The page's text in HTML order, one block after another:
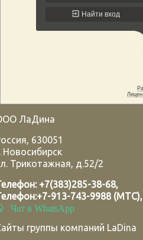
ЛаДина
, 630051
Новосибирск
Трикотажная, д.52/2
+7(383)285-38-68,
+7-913-743-9988 (МТС),
Чат в WhatsApp
группы компаний LaDina